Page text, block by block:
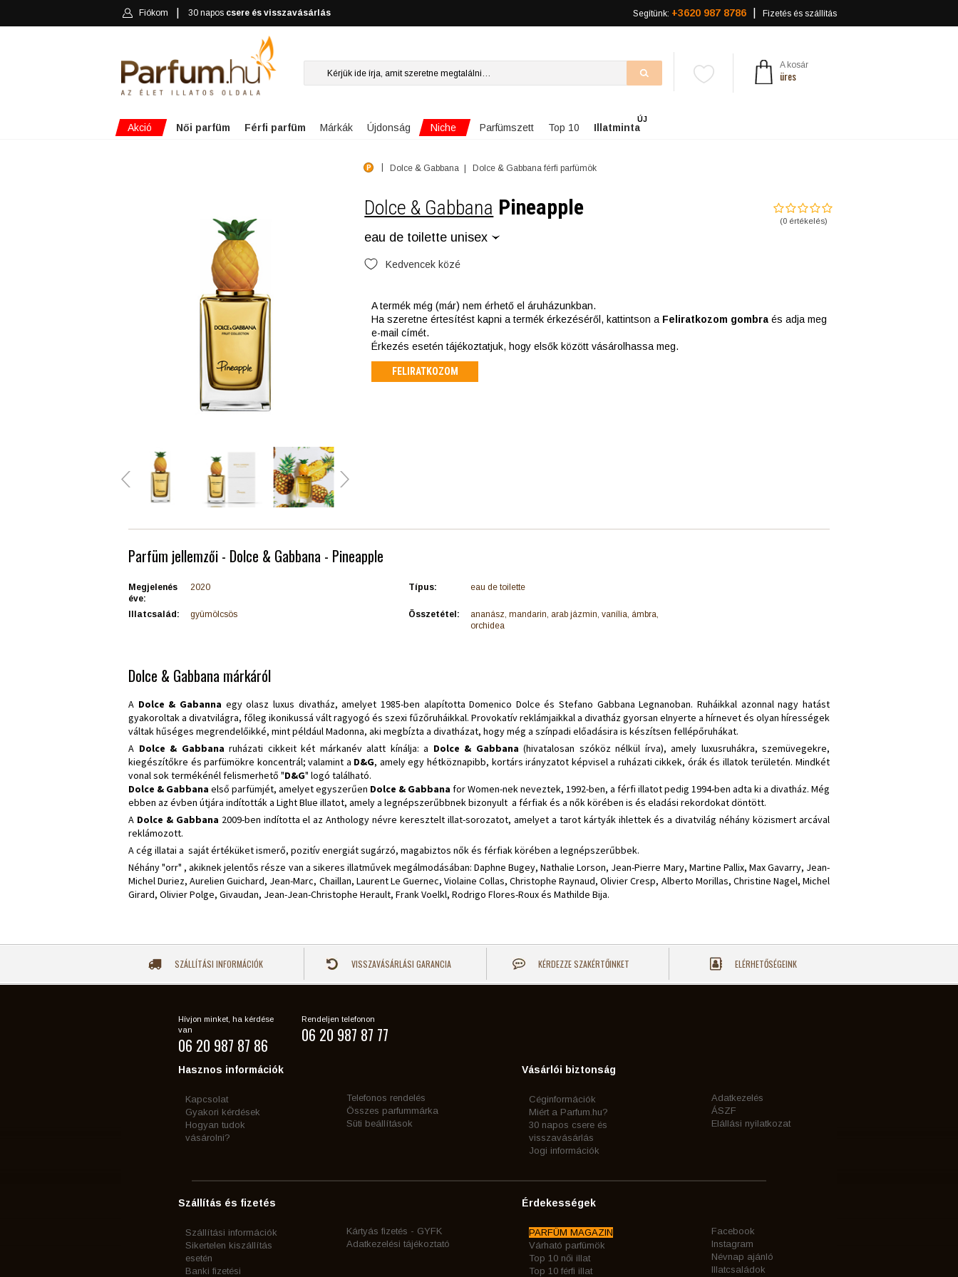
Fiókom 30 napos csere és visszavásárlás Segítünk: +3620 987 8786 Fizetés és szállítás
A kosár
üres
Akció Női parfüm Férfi parfüm Márkák Újdonság Niche Parfümszett Top 10 Illatminta
ÚJ
Dolce & Gabbana Dolce & Gabbana férfi parfümök
Dolce & Gabbana Pineapple
eau de toilette unisex
Kedvencek közé
(0értékelés)
A termék még (már) nem érhető el áruházunkban.
Ha szeretne értesítést kapni a termék érkezéséről, kattintson a Feliratkozom gombra és adja meg
e-mail címét.
Érkezés esetén tájékoztatjuk, hogy elsők között vásárolhassa meg.
FELIRATKOZOM
Parfüm jellemzői - Dolce & Gabbana - Pineapple
Megjelenés
éve:
2020 Típus: eau de toilette
Illatcsalád: gyümölcsös Összetétel:
ananász, mandarin, arab jázmin, vanília, ámbra,
orchidea
Dolce & Gabbana márkáról
A Dolce & Gabanna egy olasz luxus divatház, amelyet 1985-ben alapította Domenico Dolce és Stefano Gabbana Legnanoban. Ruháikkal azonnal nagy hatást
gyakoroltak a divatvilágra, főleg ikonikussá vált ragyogó és szexi fűzőruháikkal. Provokatív reklámjaikkal a divatház gyorsan elnyerte a hírnevet és olyan hírességek
váltak hűséges megrendelőikké, mint például Madonna, aki megbízta a divatházat, hogy még a színpadi előadásira is készítsen fellépőruhákat.
A Dolce & Gabbana ruházati cikkeit két márkanév alatt kínálja: a Dolce & Gabbana (hivatalosan szóköz nélkül írva), amely luxusruhákra, szemüvegekre,
kiegészítőkre és parfümökre koncentrál; valamint a D&G, amely egy hétköznapibb, kortárs irányzatot képvisel a ruházati cikkek, órák és illatok területén. Mindkét
vonal sok termékénél felismerhető "D&G" logó található.
Dolce & Gabbana első parfümjét, amelyet egyszerűen Dolce & Gabbana for Women-nek neveztek, 1992-ben, a férfi illatot pedig 1994-ben adta ki a divatház. Még
ebben az évben útjára indították a Light Blue illatot, amely a legnépszerűbbnek bizonyult a férfiak és a nők körében is és eladási rekordokat döntött.
A Dolce & Gabbana 2009-ben indította el az Anthology névre keresztelt illat-sorozatot, amelyet a tarot kártyák ihlettek és a divatvilág néhány közismert arcával
reklámozott.
A cég illatai a saját értéküket ismerő, pozitív energiát sugárzó, magabiztos nők és férfiak körében a legnépszerűbbek.
Néhány "orr" , akiknek jelentős része van a sikeres illatművek megálmodásában: Daphne Bugey, Nathalie Lorson, Jean-Pierre Mary, Martine Pallix, Max Gavarry, Jean-
Michel Duriez, Aurelien Guichard, Jean-Marc, Chaillan, Laurent Le Guernec, Violaine Collas, Christophe Raynaud, Olivier Cresp, Alberto Morillas, Christine Nagel, Michel
Girard, Olivier Polge, Givaudan, Jean-Jean-Christophe Herault, Frank Voelkl, Rodrigo Flores-Roux és Mathilde Bija.
SZÁLLÍTÁSI INFORMÁCIÓK VISSZAVÁSÁRLÁSI GARANCIA KÉRDEZZE SZAKÉRTŐINKET ELÉRHETŐSÉGEINK
Hívjon minket, ha kérdése
van
06 20 987 87 86
Rendeljen telefonon
06 20 987 87 77
Hasznos információk
Kapcsolat
Gyakori kérdések
Hogyan tudok
vásárolni?
Telefonos rendelés
Összes parfummárka
Süti beállítások
Vásárlói biztonság
Céginformációk
Miért a Parfum.hu?
30 napos csere és
visszavásárlás
Jogi információk
Adatkezelés
ÁSZF
Elállási nyilatkozat
Szállítás és fizetés
Szállítási információk
Sikertelen kiszállítás
esetén
Banki fizetési
Kártyás fizetés - GYFK
Adatkezelési tájékoztató
Érdekességek
PARFÜM MAGAZIN
Várható parfümök
Top 10 női illat
Top 10 férfi illat
Facebook
Instagram
Névnap ajánló
Illatcsaládok